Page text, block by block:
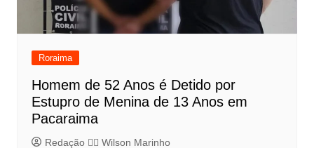
Roraima
Homem de 52 Anos é Detido por
Estupro de Menina de 13 Anos em
Pacaraima
Redação 👨‍⚖️​ Wilson Marinho